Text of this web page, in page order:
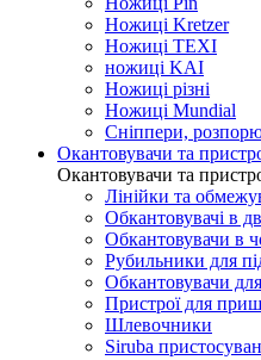
Ножиці Kretzer
Ножиці TEXI
ножиці KAI
Ножиці різні
Ножиці Mundial
Сніппери,
Окантовувачи та
Окантовувачи та
Лінійки та
Обкантовувачі в
Обкантовувачи в
Рубильники для
Обкантовувачи
Пристрої для
Шлевочники
Siruba